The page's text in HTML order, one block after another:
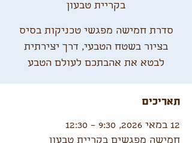
בקריית טבעון
סדרת חמישה מפגשי טכניקות בסיס
בציור בשטח הטבעי, דרך יצירתית
לבטא את אהבתכם לעולם הטבע
תאריכים
12 במאי 2026, 9:30 – 12:30